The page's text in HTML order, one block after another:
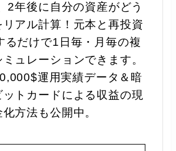
2年後に自分の資産がどう
アル計算！元本と再投資
るだけで1日毎・月毎の複
ュレーションできます。
運用実績データ＆暗
ットカードによる収益の現
化方法も公開中。